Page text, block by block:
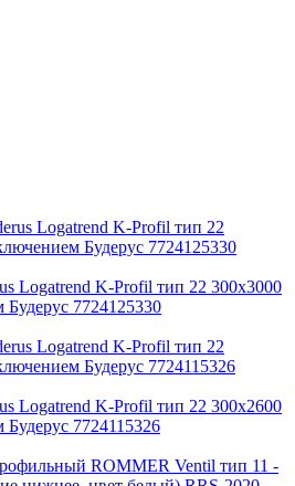
Logatrend K-Profil тип 22 300x3000
7724125330
Logatrend K-Profil тип 22 300x2600
7724115326